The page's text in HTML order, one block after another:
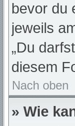
bevor du
jeweils
„Du
diesem
Nach oben
» Wie